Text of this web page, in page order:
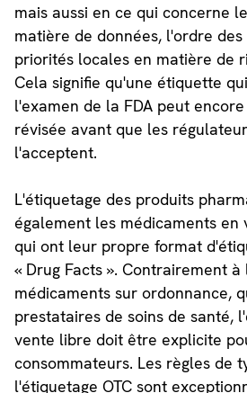
mais aussi en ce qui concerne
matière de données, l'ordre
priorités locales en matière de
Cela signifie qu'une étiquette
l'examen de la FDA peut
révisée avant que les
l'acceptent.
L'étiquetage des produits
également les médicaments en
qui ont leur propre format
« Drug Facts ». Contrairement
médicaments sur ordonnance,
prestataires de soins de santé,
vente libre doit être explicite
consommateurs. Les règles de
l'étiquetage OTC sont